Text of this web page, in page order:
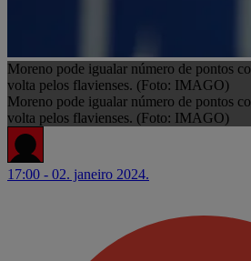
Moreno pode igualar número de pontos
volta pelos flavienses. (Foto: IMAGO)
Moreno pode igualar número de pontos
volta pelos flavienses. (Foto: IMAGO)
17:00 - 02. janeiro 2024.